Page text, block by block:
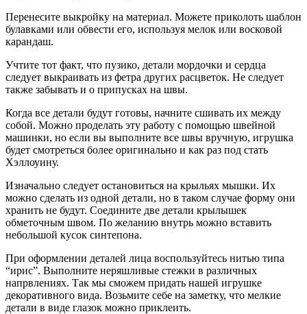
Перенесите выкройку на материал. Можете приколоть шаблон
булавками или обвести его, используя мелок или восковой
карандаш.
Учтите тот факт, что пузико, детали мордочки и сердца
следует выкраивать из фетра других расцветок. Не следует
также забывать и о припусках на швы.
Когда все детали будут готовы, начните сшивать их между
собой. Можно проделать эту работу с помощью швейной
машинки, но если вы выполните все швы вручную, игрушка
будет смотреться более оригинально и как раз под стать
Хэллоуину.
Изначально следует остановиться на крыльях мышки. Их
можно сделать из одной детали, но в таком случае форму они
хранить не будут. Соедините две детали крылышек
обметочным швом. По желанию внутрь можно вставить
небольшой кусок синтепона.
При оформлении деталей лица воспользуйтесь нитью типа
“ирис”. Выполните неряшливые стежки в различных
напрвлениях. Так мы сможем придать нашей игрушке
декоративного вида. Возьмите себе на заметку, что мелкие
детали в виде глазок можно приклеить.